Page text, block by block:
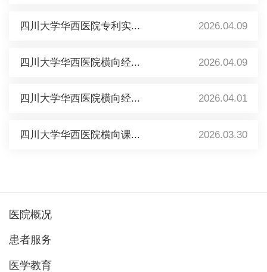
四川大学华西医院专利实... 2026.04.09
四川大学华西医院横向经... 2026.04.09
四川大学华西医院横向经... 2026.04.01
四川大学华西医院横向课... 2026.03.30
医院概况
患者服务
医学教育